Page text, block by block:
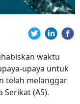
waktu
upaya untuk
telah melanggar
(AS).